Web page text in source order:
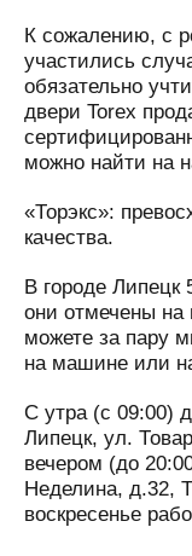
К сожалению, с
участились
обязательно
двери Torex
можно найти на
«Торэкс»:
качества.
В городе
они отмечены на
можете за пару
на машине или
С утра (с 09:00)
Липецк, ул.
вечером (до
Неделина, д.32,
воскресенье